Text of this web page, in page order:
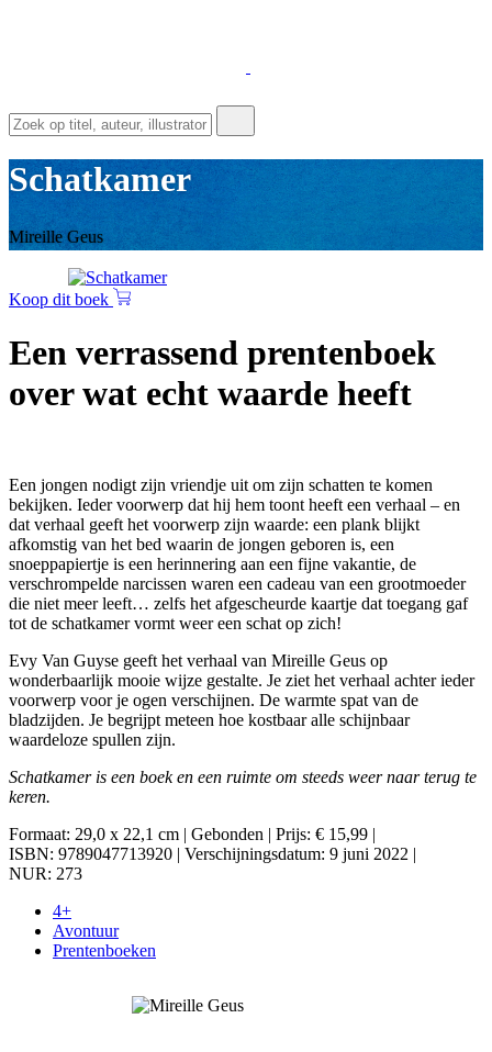
Schatkamer
Mireille Geus
Koop dit boek
Een verrassend prentenboek
over wat echt waarde heeft
Een jongen nodigt zijn vriendje uit om zijn schatten te komen
bekijken. Ieder voorwerp dat hij hem toont heeft een verhaal – en
dat verhaal geeft het voorwerp zijn waarde: een plank blijkt
afkomstig van het bed waarin de jongen geboren is, een
snoeppapiertje is een herinnering aan een fijne vakantie, de
verschrompelde narcissen waren een cadeau van een grootmoeder
die niet meer leeft… zelfs het afgescheurde kaartje dat toegang gaf
tot de schatkamer vormt weer een schat op zich!
Evy Van Guyse geeft het verhaal van Mireille Geus op
wonderbaarlijk mooie wijze gestalte. Je ziet het verhaal achter ieder
voorwerp voor je ogen verschijnen. De warmte spat van de
bladzijden. Je begrijpt meteen hoe kostbaar alle schijnbaar
waardeloze spullen zijn.
Schatkamer is een boek en een ruimte om steeds weer naar terug te
keren.
Formaat: 29,0 x 22,1 cm | Gebonden | Prijs: € 15,99 |
ISBN: 9789047713920 | Verschijningsdatum: 9 juni 2022 |
NUR: 273
4+
Avontuur
Prentenboeken